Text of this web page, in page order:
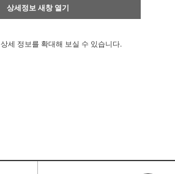
상세정보 새창 열기
상세 정보를 확대해 보실 수 있습니다.